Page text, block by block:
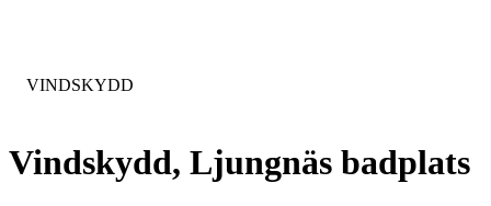
Vindskydd, Ljungnäs badplats
KATEGORI:
VINDSKYDD